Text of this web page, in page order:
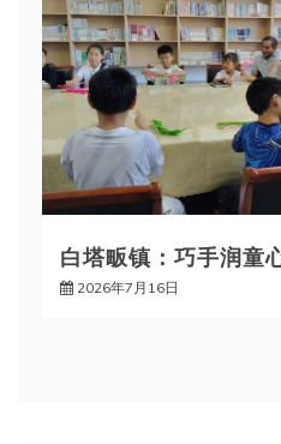
白塔畈镇：巧手润童
2026年7月16日